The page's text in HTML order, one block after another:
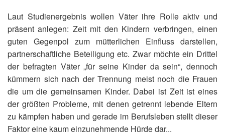
Laut Studienergebnis wollen Väter ihre Rolle aktiv und
präsent anlegen: Zeit mit den Kindern verbringen, einen
guten Gegenpol zum mütterlichen Einfluss darstellen,
partnerschaftliche Beteiligung etc. Zwar möchte ein Drittel
der befragten Väter „für seine Kinder da sein“, dennoch
kümmern sich nach der Trennung meist noch die Frauen
die um die gemeinsamen Kinder. Dabei ist Zeit ist eines
der größten Probleme, mit denen getrennt lebende Eltern
zu kämpfen haben und gerade im Berufsleben stellt dieser
Faktor eine kaum einzunehmende Hürde dar...